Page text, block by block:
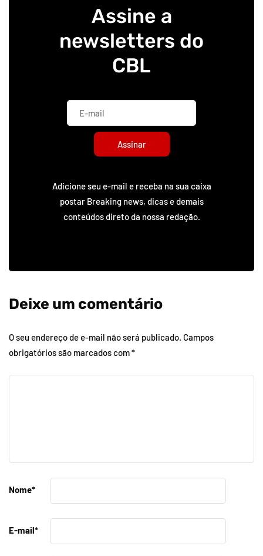
Assine a
newsletters do
CBL
Assinar
Adicione seu e-mail e receba na sua caixa
postar Breaking news, dicas e demais
conteúdos direto da nossa redação.
Deixe um comentário
O seu endereço de e-mail não será publicado. Campos
obrigatórios são marcados com*
Nome*
E-mail*